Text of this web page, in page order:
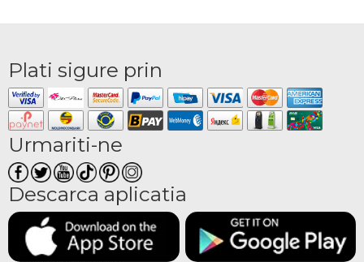
Plati sigure prin
Urmariti-ne
Descarca aplicatia